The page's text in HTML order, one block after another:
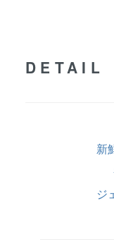
DETAIL
新
ジ